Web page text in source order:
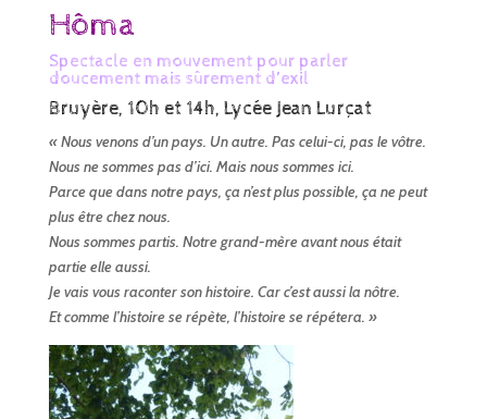
Hôma
Spectacle en mouvement pour parler
doucement mais sûrement d’exil
Bruyère, 10h et 14h, Lycée Jean Lurçat
« Nous venons d’un pays. Un autre. Pas celui-ci, pas le vôtre.
Nous ne sommes pas d’ici. Mais nous sommes ici.
Parce que dans notre pays, ça n’est plus possible, ça ne peut
plus être chez nous.
Nous sommes partis. Notre grand-mère avant nous était
partie elle aussi.
Je vais vous raconter son histoire. Car c’est aussi la nôtre.
Et comme l’histoire se répète, l’histoire se répétera. »